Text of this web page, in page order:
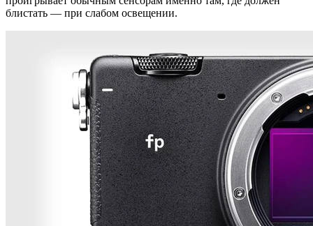
блистать — при слабом освещении.